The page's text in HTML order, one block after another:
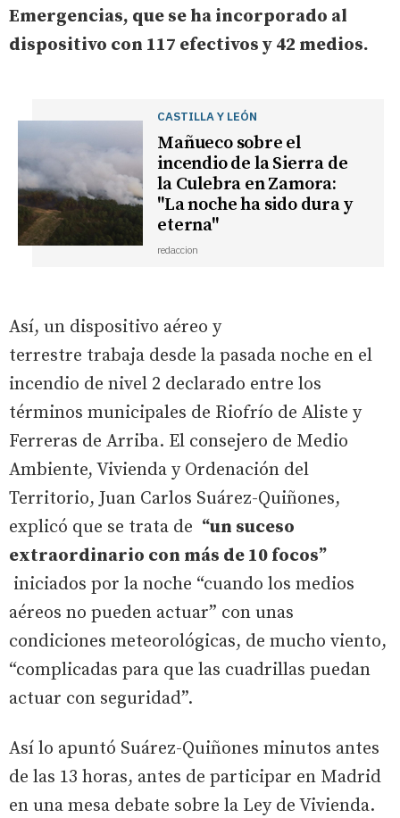
Emergencias, que se ha incorporado al
dispositivo con 117 efectivos y 42 medios.
CASTILLA Y LEÓN
Mañueco sobre el
incendio de la Sierra de
la Culebra en Zamora:
"La noche ha sido dura y
eterna"
redaccion
Así, un dispositivo aéreo y
terrestre trabaja desde la pasada noche en el
incendio de nivel 2 declarado entre los
términos municipales de Riofrío de Aliste y
Ferreras de Arriba. El consejero de Medio
Ambiente, Vivienda y Ordenación del
Territorio, Juan Carlos Suárez-Quiñones,
explicó que se trata de “un suceso
extraordinario con más de 10 focos”
iniciados por la noche “cuando los medios
aéreos no pueden actuar” con unas
condiciones meteorológicas, de mucho viento,
“complicadas para que las cuadrillas puedan
actuar con seguridad”.
Así lo apuntó Suárez-Quiñones minutos antes
de las 13 horas, antes de participar en Madrid
en una mesa debate sobre la Ley de Vivienda.